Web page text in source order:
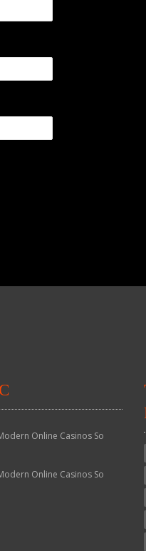
Online Casinos So
Online Casinos So